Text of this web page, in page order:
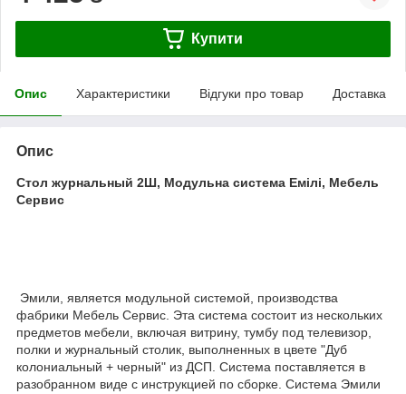
Купити
Опис Характеристики Відгуки про товар Доставка
Опис
Стол журнальный 2Ш, Модульна система Емілі, Мебель
Сервис
Эмили, является модульной системой, производства
фабрики Мебель Сервис. Эта система состоит из нескольких
предметов мебели, включая витрину, тумбу под телевизор,
полки и журнальный столик, выполненных в цвете "Дуб
колониальный + черный" из ДСП. Система поставляется в
разобранном виде с инструкцией по сборке. Система Эмили